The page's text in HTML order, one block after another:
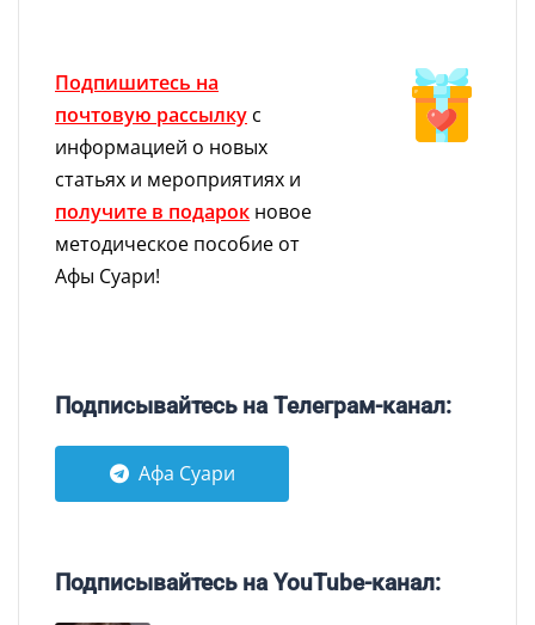
Подпишитесь на
почтовую рассылку с
информацией о новых
статьях и мероприятиях и
получите в подарок новое
методическое пособие от
Афы Суари!
Подписывайтесь на Телеграм-канал:
Афа Суари
Подписывайтесь на YouTube-канал: